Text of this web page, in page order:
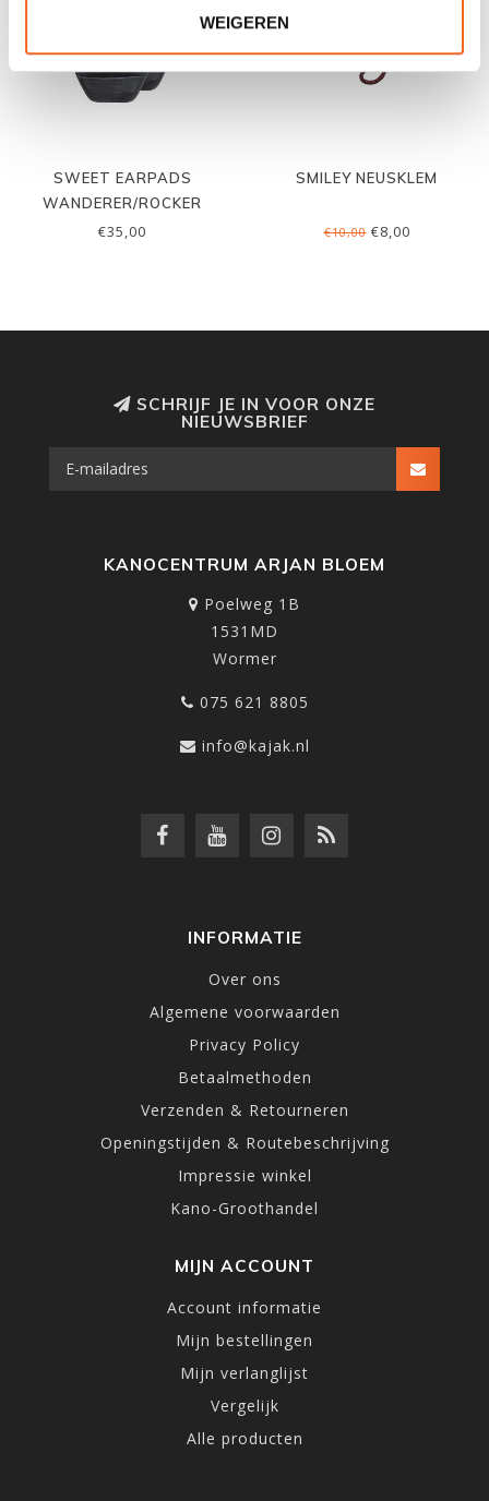
WEIGEREN
SWEET EARPADS
WANDERER/ROCKER
€35,00
SMILEY NEUSKLEM
€10,00€8,00
SCHRIJF JE IN VOOR ONZE
NIEUWSBRIEF
KANOCENTRUM ARJAN BLOEM
Poelweg 1B
1531MD
Wormer
075 621 8805
info@kajak.nl
INFORMATIE
Over ons
Algemene voorwaarden
Privacy Policy
Betaalmethoden
Verzenden & Retourneren
Openingstijden & Routebeschrijving
Impressie winkel
Kano-Groothandel
MIJN ACCOUNT
Account informatie
Mijn bestellingen
Mijn verlanglijst
Vergelijk
Alle producten